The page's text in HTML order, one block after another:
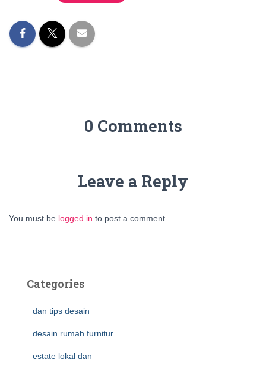
0 Comments
Leave a Reply
You must be logged in to post a comment.
Categories
dan tips desain
desain rumah furnitur
estate lokal dan